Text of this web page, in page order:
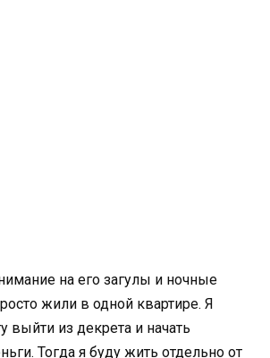
на его загулы и ночные
жили в одной квартире. Я
выйти из декрета и начать
Тогда я буду жить отдельно от